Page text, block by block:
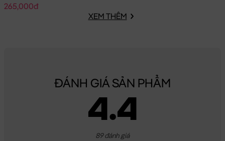
265,000đ
XEM THÊM
ĐÁNH GIÁ SẢN PHẨM
4.4
89 đánh giá